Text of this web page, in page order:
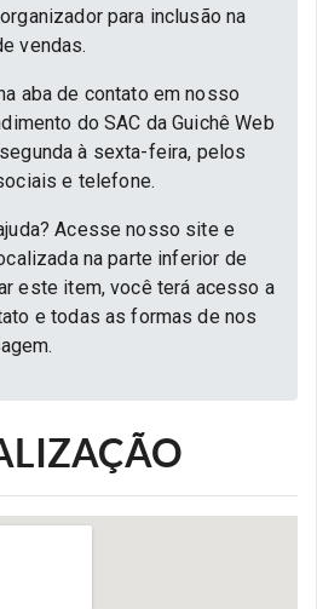
para inclusão na
vendas.
aba de contato em nosso
do SAC da Guichê Web
à sexta-feira, pelos
e telefone.
Acesse nosso site e
na parte inferior de
este item, você terá acesso a
e todas as formas de nos